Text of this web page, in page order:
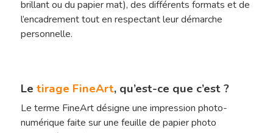
brillant ou du papier mat), des différents formats et de
l’encadrement tout en respectant leur démarche
personnelle.
Le tirage FineArt, qu’est-ce que c’est ?
Le terme FineArt désigne une impression photo-
numérique faite sur une feuille de papier photo